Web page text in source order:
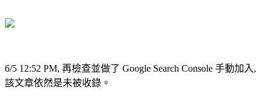
6/5 12:52 PM, 再檢查並做了 Google Search Console 手動加入,
該文章依然是未被收錄。